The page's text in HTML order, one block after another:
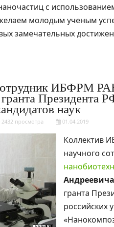
с
молодым ученым
замечательных
ИБФРМ
Президента
наук
2432 просмотра 01.04.2019
Коллектив
научного
Андреевича
гранта
российских